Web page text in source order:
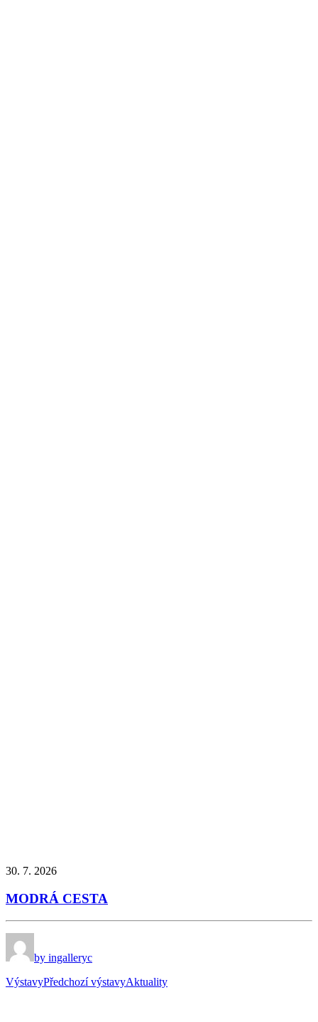
30. 7. 2026
MODRÁ CESTA
by ingalleryc
VýstavyPředchozí výstavyAktuality